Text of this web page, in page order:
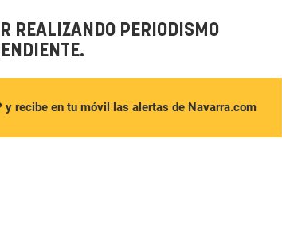
REALIZANDO PERIODISMO
recibe en tu móvil las alertas de Navarra.com